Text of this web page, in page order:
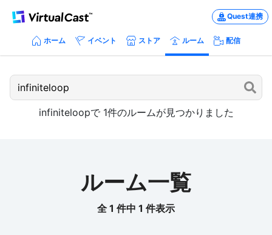
Quest連携
ホーム イベント ストア ルーム 配信
infiniteloopで 1件のルームが見つかりました
ルーム一覧
全 1 件中 1 件表示